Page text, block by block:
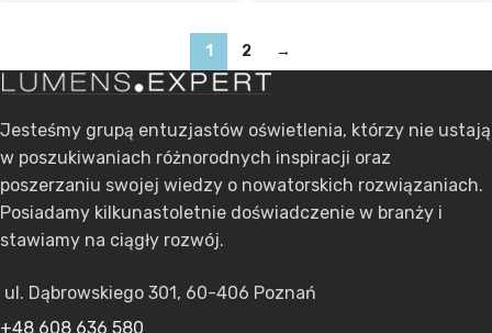
1 2 →
Jesteśmy grupą entuzjastów oświetlenia, którzy nie ustają
w poszukiwaniach różnorodnych inspiracji oraz
poszerzaniu swojej wiedzy o nowatorskich rozwiązaniach.
Posiadamy kilkunastoletnie doświadczenie w branży i
stawiamy na ciągły rozwój.
ul. Dąbrowskiego 301, 60-406 Poznań
+48 608 636 580